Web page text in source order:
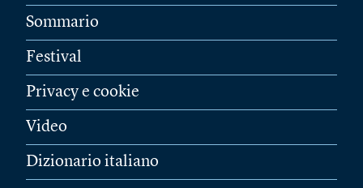
Sommario
Festival
Privacy e cookie
Video
Dizionario italiano